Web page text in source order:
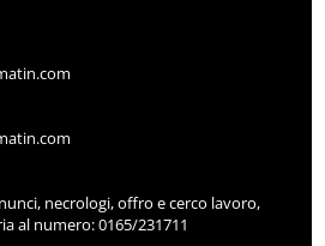
necrologi, offro e cerco lavoro,
al numero: 0165/231711